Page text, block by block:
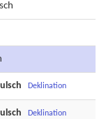
Deklination
Deklination